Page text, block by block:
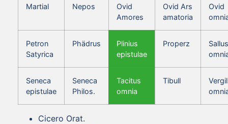
Martial Nepos
Ovid
Amores
Ovid Ars
amatoria
Ovid
Petron
Satyrica
Phädrus
Plinius
epistulae
Properz
Seneca
epistulae
Seneca
Philos.
Tacitus
omnia
Tibull
Vergil
Cicero Orat.